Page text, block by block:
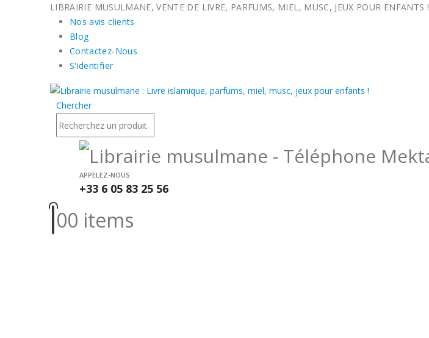
LIBRAIRIE MUSULMANE, VENTE DE LIVRE, PARFUMS, MIEL, MUSC, JEUX POUR ENFANTS !
Nos avis clients
Blog
Contactez-Nous
S'identifier
Chercher
APPELEZ-NOUS
+33 6 05 83 25 56
00 items